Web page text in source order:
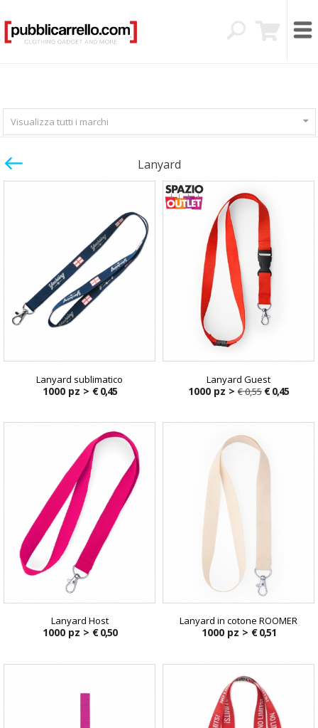
Visualizza tutti i marchi
Lanyard
Lanyard sublimatico
1000 pz > € 0,45
Lanyard Guest
1000 pz > € 0,55 € 0,45
Lanyard Host
1000 pz > € 0,50
Lanyard in cotone ROOMER
1000 pz > € 0,51